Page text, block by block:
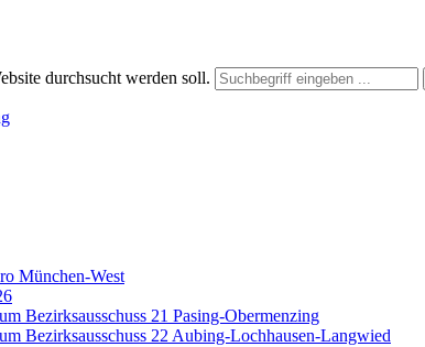
durchsucht werden soll.
München-West
Bezirksausschuss 21 Pasing-Obermenzing
Bezirksausschuss 22 Aubing-Lochhausen-Langwied